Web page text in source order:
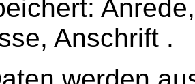
Anschrift .